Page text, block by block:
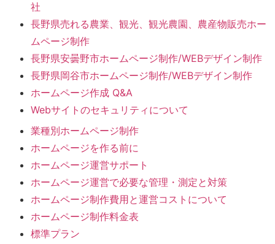
社
長野県売れる農業、観光、観光農園、農産物販売ホー
ムページ制作
長野県安曇野市ホームページ制作/WEBデザイン制作
長野県岡谷市ホームページ制作/WEBデザイン制作
ホームページ作成 Q&A
Webサイトのセキュリティについて
業種別ホームページ制作
ホームページを作る前に
ホームページ運営サポート
ホームページ運営で必要な管理・測定と対策
ホームページ制作費用と運営コストについて
ホームページ制作料金表
標準プラン